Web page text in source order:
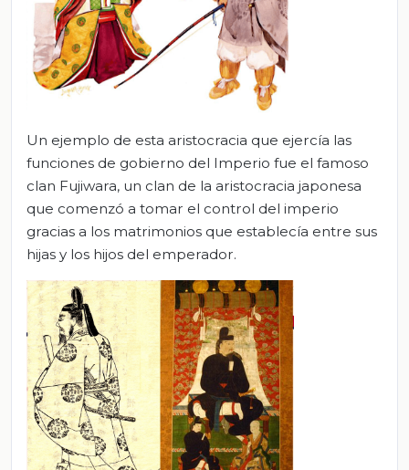
Un ejemplo de esta aristocracia que ejercía las
funciones de gobierno del Imperio fue el famoso
clan Fujiwara, un clan de la aristocracia japonesa
que comenzó a tomar el control del imperio
gracias a los matrimonios que establecía entre sus
hijas y los hijos del emperador.